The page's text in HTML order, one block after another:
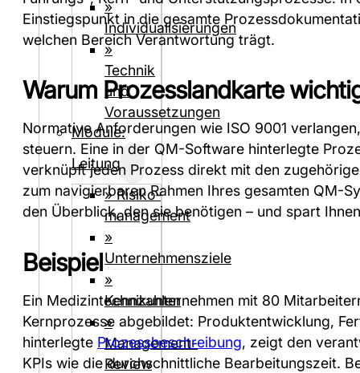
»
Individualisierungen
»
Technik
und
Voraussetzungen
Module:
Leitung
» Risiko­
management
»
Unternehmensziele
»
Kennzahlen
»
Management-
Review
Einstiegspunkt in die gesamte
welchen Bereich Verantwortung trägt.
Warum Prozesslandkarte
Normative Anforderungen wie ISO 9001
steuern. Eine in der QM-Software hinterlegte
verknüpft jeden Prozess direkt mit den
zum navigierbaren Rahmen Ihres gesamten QM-
den Überblick, den sie benötigen – und spart
Beispiel
Ein Medizintechnikunternehmen mit 80
Kernprozesse abgebildet: Produktentwicklung,
hinterlegte Prozessbeschreibung, zeigt den
KPIs wie die durchschnittliche Bearbeitungszeit.